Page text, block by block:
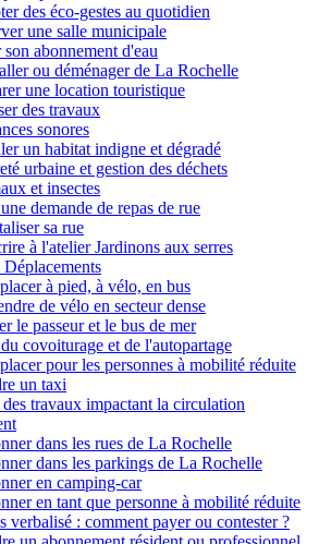
des éco-gestes au quotidien
une salle municipale
son abonnement d'eau
ou déménager de La Rochelle
une location touristique
des travaux
sonores
un habitat indigne et dégradé
urbaine et gestion des déchets
et insectes
demande de repas de rue
sa rue
à l'atelier Jardinons aux serres
à pied, à vélo, en bus
de vélo en secteur dense
le passeur et le bus de mer
covoiturage et de l'autopartage
pour les personnes à mobilité réduite
un taxi
des travaux impactant la circulation
dans les rues de La Rochelle
dans les parkings de La Rochelle
en camping-car
en tant que personne à mobilité réduite
verbalisé : comment payer ou contester ?